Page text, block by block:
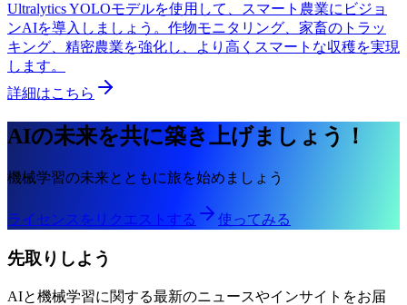
Ultralytics YOLOモデルを使用して、スマート農業にビジョ
ンAIを導入しましょう。作物モニタリング、家畜のトラッ
キング、精密農業を強化し、より高くスマートな収穫を実現
します。
詳細はこちら
AIの未来を共に築き上げましょう！
機械学習の未来とともに旅を始めましょう
ライセンスをリクエストする 使ってみる
先取りしよう
AIと機械学習に関する最新のニュースやインサイトをお届